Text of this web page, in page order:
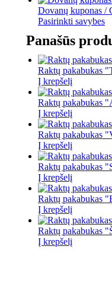
Dovanų kuponas /
Pasirinkti savybes
Panašūs
Raktų pakabukas
Į krepšelį
Raktų pakabukas
Į krepšelį
Raktų pakabukas
Į krepšelį
Raktų pakabukas
Į krepšelį
Raktų pakabukas
Į krepšelį
Raktų pakabukas
Į krepšelį